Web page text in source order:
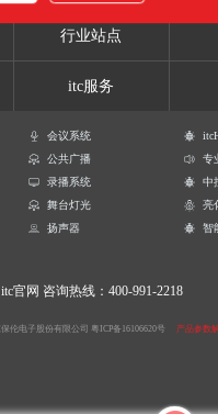
行业站点
itc服务
会议系统
公共广播
专
录播系统
中
舞台灯光
亮
扬声器
智
itc官网 咨询热线：400-991-2218
伦电子股份有限公司 粤ICP备16106620号 产品参数